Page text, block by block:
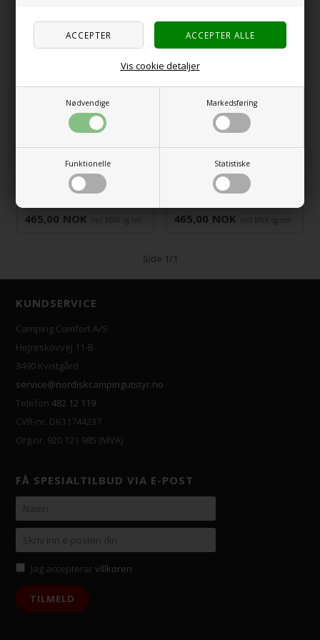
Nødvendige Markedsføring
Funktionelle Statistiske
Vis cookie detaljer
230V Tilkoblingskabel
MOBICOOL kjøleboks
465,00 NOK incl MVA og toll
Dometic Batterivakt
465,00 NOK incl MVA og toll
Side 1/1
KUNDSERVICE
Camping Comfort A/S
Hejreskovvej 11-B
3490 Kvistgård
service@nordiskcampingutstyr.no
Telefon482 12 119
CVR-nr. DK31744237
Org.nr. 920 121 985 (MVA)
FÅ SPESIALTILBUD VIA E-POST
Jag accepterarvillkoren